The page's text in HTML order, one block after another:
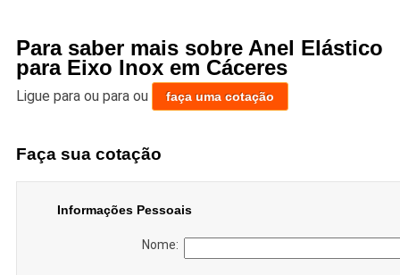
Para saber mais sobre Anel Elástico
para Eixo Inox em Cáceres
Ligue para ou para ou faça uma cotação
Faça sua cotação
Informações Pessoais
Nome: